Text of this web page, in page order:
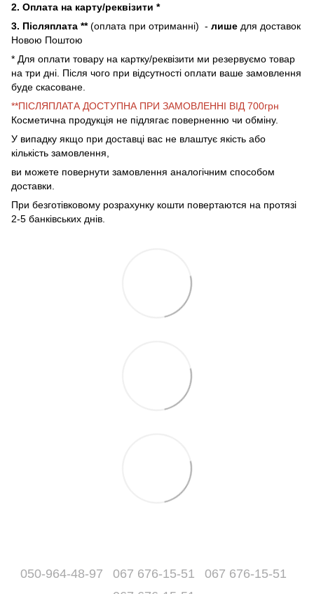
2. Оплата на карту/реквізити *
3. Післяплата **(оплата при отриманні) - лише для доставок
Новою Поштою
* Для оплати товару на картку/реквізити ми резервуємо товар
на три дні. Після чого при відсутності оплати ваше замовлення
буде скасоване.
**ПІСЛЯПЛАТА ДОСТУПНА ПРИ ЗАМОВЛЕННІ ВІД 700грн
Косметична продукція не підлягає поверненню чи обміну.
У випадку якщо при доставці вас не влаштує якість або
кількість замовлення,
ви можете повернути замовлення аналогічним способом
доставки.
При безготівковому розрахунку кошти повертаются на протязі
2-5 банківських днів.
050-964-48-97 067 676-15-51
067 676-15-51